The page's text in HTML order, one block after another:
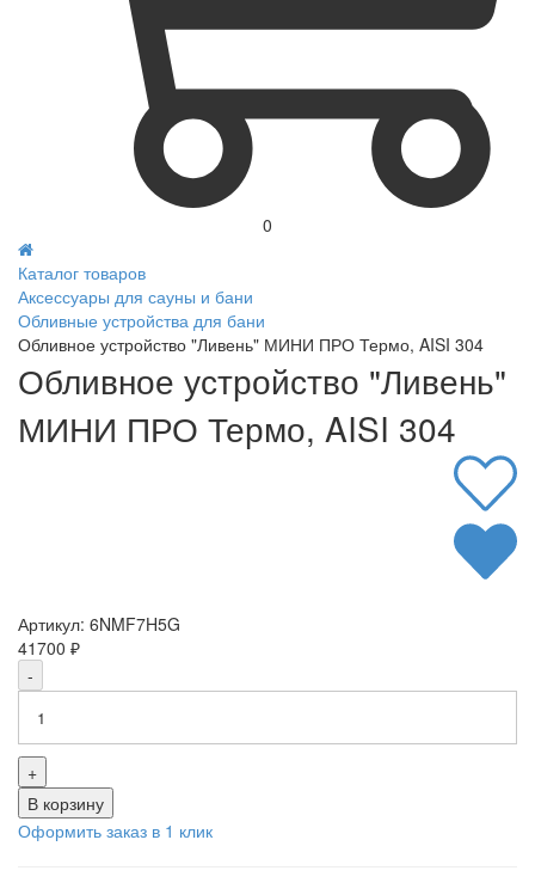
0
Каталог товаров
Аксессуары для сауны и бани
Обливные устройства для бани
Обливное устройство "Ливень" МИНИ ПРО Термо, AISI 304
Обливное устройство "Ливень"
МИНИ ПРО Термо, AISI 304
Артикул: 6NMF7H5G
41700 ₽
-
+
В корзину
Оформить заказ в 1 клик